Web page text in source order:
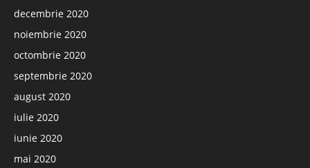
decembrie 2020
noiembrie 2020
octombrie 2020
septembrie 2020
august 2020
iulie 2020
iunie 2020
mai 2020